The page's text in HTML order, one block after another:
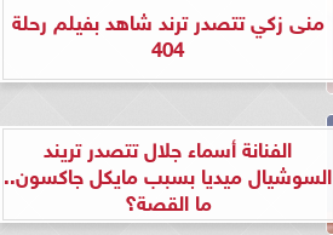
منى زكي تتصدر ترند شاهد بفيلم رحلة
404
الفنانة أسماء جلال تتصدر تريند
السوشيال ميديا بسبب مايكل جاكسون..
ما القصة؟